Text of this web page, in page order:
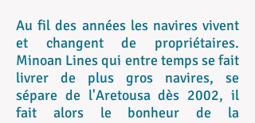
Au fil des années les navires vivent
et changent de propriétaires.
Minoan Lines qui entre temps se fait
livrer de plus gros navires, se
sépare de l'Aretousa dès 2002, il
fait alors le bonheur de la